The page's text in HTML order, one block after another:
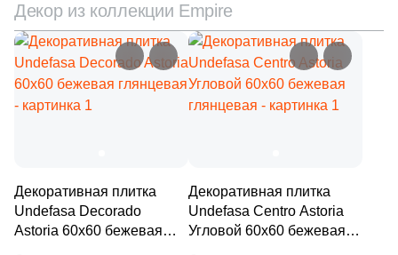
Декор из коллекции Empire
Декоративная плитка
Undefasa Decorado
Astoria 60x60 бежевая
Декоративная плитка
Undefasa Centro Astoria
Угловой 60x60 бежевая